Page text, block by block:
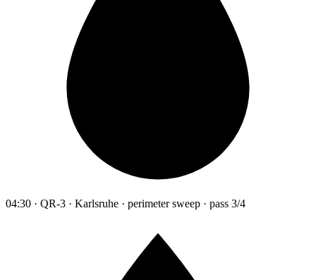
04:30 · QR-3 · Karlsruhe · perimeter sweep · pass 3/4